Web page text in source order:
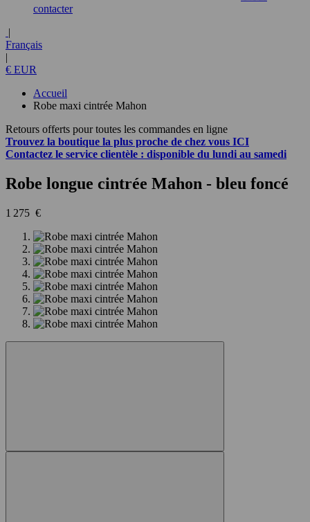
contacter
|
Français
|
€ EUR
Accueil
Robe maxi cintrée Mahon
Retours offerts pour toutes les commandes en ligne
Trouvez la boutique la plus proche de chez vous ICI
Contactez le service clientèle : disponible du lundi au samedi
Robe longue cintrée Mahon - bleu foncé
1 275 €